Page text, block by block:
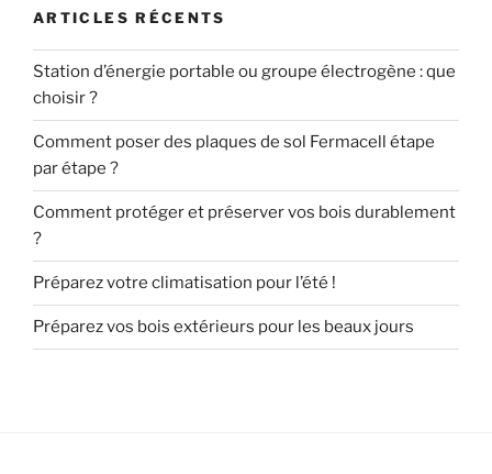
ARTICLES RÉCENTS
Station d’énergie portable ou groupe électrogène : que
choisir ?
Comment poser des plaques de sol Fermacell étape
par étape ?
Comment protéger et préserver vos bois durablement
?
Préparez votre climatisation pour l’été !
Préparez vos bois extérieurs pour les beaux jours